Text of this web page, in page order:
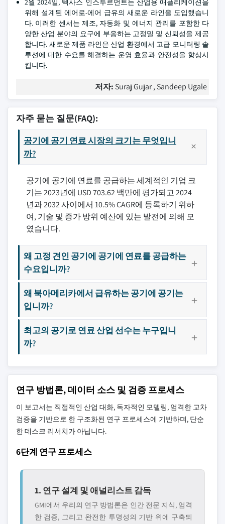
2월 2024일, 텍사스 인스투르먼트는 산업용 애플리케이션을
위해 설계된 에어로-에어 급유의 새로운 라인을 도입했습니
다. 이러한 센서는 제조, 자동화 및 에너지 관리를 포함한 다
양한 산업 분야의 요구에 부응하는 고정밀 및 신뢰성을 제공
합니다. 새로운 제품 라인은 산업 환경에서 고급 모니터링 솔
루션에 대한 수요를 해결하는 운영 효율과 안전성을 향상시
킵니다.
저자: Suraj Gujar , Sandeep Ugale
자주 묻는 질문(FAQ):
공기에 공기 연료 시장의 크기는 무엇입니
까?
공기에 공기에 연료를 공급하는 세계적인 기업 크
기는 2023년에 USD 703.62 백만에 평가되고 2024
년과 2032 사이에서 10.5% CAGR에 등록하기 위하
여, 기술 및 증가 방위 예산에 있는 발전에 의해 모
였습니다.
왜 고정 견인 공기에 공기에 연료를 공급하는
수요입니까?
왜 북아메리카에서 급유하는 공기에 공기는
입니까?
최고의 공기로 연료 산업 선수는 누구입니
까?
연구 방법론, 데이터 소스 및 검증 프로세스
이 보고서는 직접적인 산업 대화, 독자적인 모델링, 엄격한 교차
검증을 기반으로 한 구조화된 연구 프로세스에 기반하며, 단순
한 데스크 리서치가 아닙니다.
6단계 연구 프로세스
1. 연구 설계 및 애널리스트 감독
GMI에서 우리의 연구 방법론은 인간 전문 지식, 엄격
한 검증, 그리고 완전한 투명성의 기반 위에 구축되